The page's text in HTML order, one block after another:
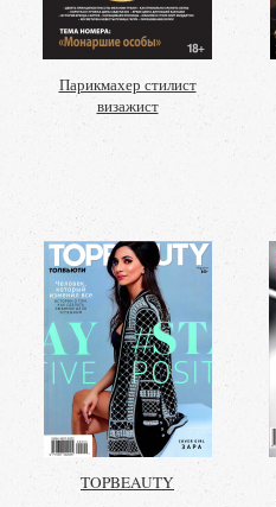
Парикмахер стилист
визажист
TOPBEAUTY